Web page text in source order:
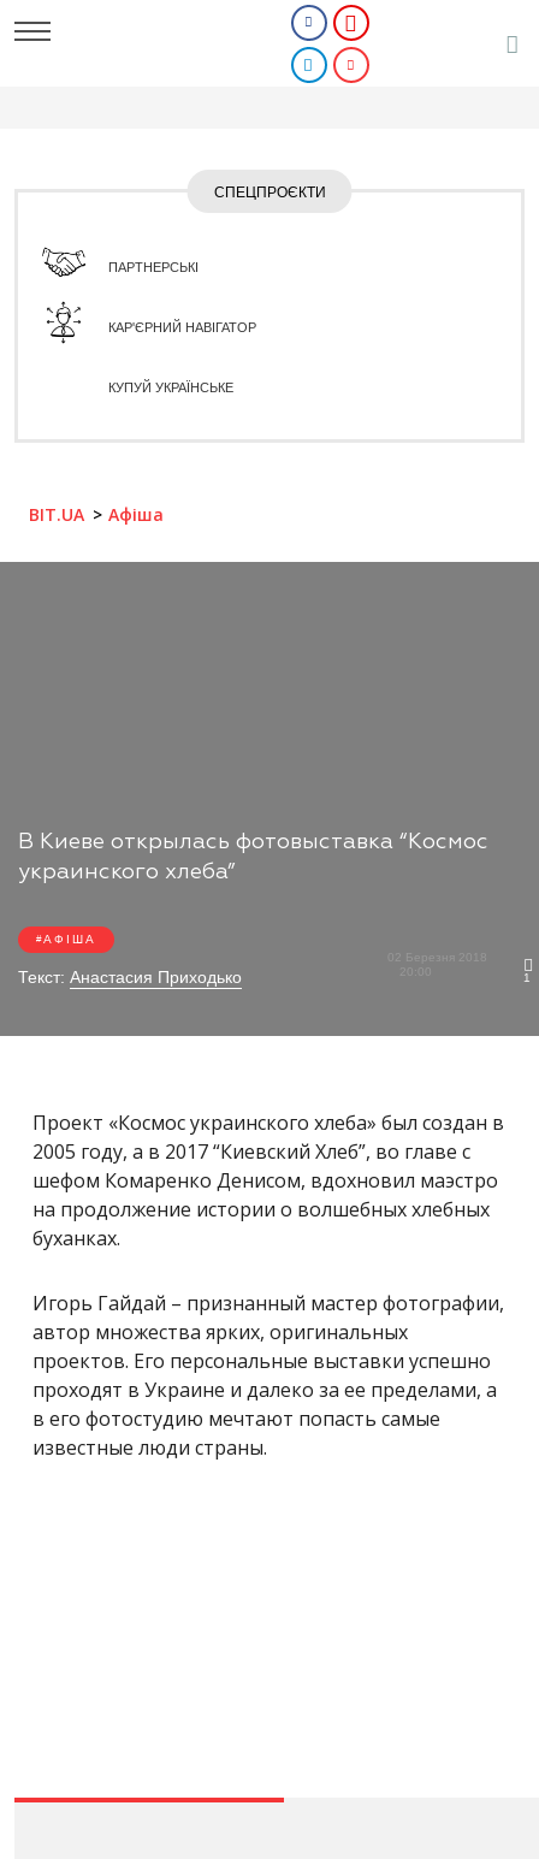
СПЕЦПРОЄКТИ
ПАРТНЕРСЬКІ
КАР'ЄРНИЙ НАВІГАТОР
КУПУЙ УКРАЇНСЬКЕ
BIT.UA Афіша
В Киеве открылась фотовыставка “Космос
украинского хлеба”
АФІША
Текст: Анастасия Приходько
02 Березня 2018
1
Проект «Космос украинского хлеба» был создан в
2005 году, а в 2017 “Киевский Хлеб”, во главе с
шефом Комаренко Денисом, вдохновил маэстро
на продолжение истории о волшебных хлебных
буханках.
Игорь Гайдай – признанный мастер фотографии,
автор множества ярких, оригинальных
проектов. Его персональные выставки успешно
проходят в Украине и далеко за ее пределами, а
в его фотостудию мечтают попасть самые
известные люди страны.